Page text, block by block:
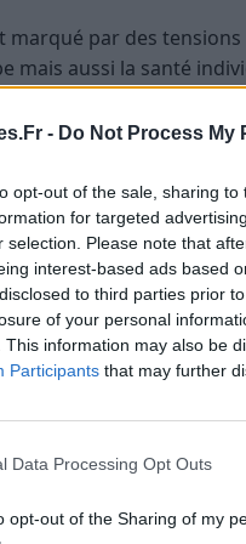
- Do Not Process My
opt-out of the sale, sharing
for targeted
selection. Please note that
interest-based ads based
to third parties prior
of your personal
This information may also be
Participants that may further
Data Processing Opt Outs
opt-out of the Sharing of my
marqué par des
mais aussi la santé
répercussions
tensions
diverses réactions
on retrouve :
:
prolongée due
de situations
liés à la tension nerveuse